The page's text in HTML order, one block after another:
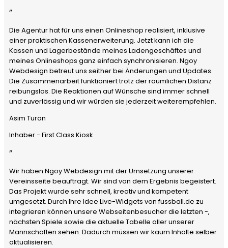
”
Die Agentur hat für uns einen Onlineshop realisiert, inklusive
einer praktischen Kassenerweiterung. Jetzt kann ich die
Kassen und Lagerbestände meines Ladengeschäftes und
meines Onlineshops ganz einfach synchronisieren. Ngoy
Webdesign betreut uns seither bei Änderungen und Updates.
Die Zusammenarbeit funktioniert trotz der räumlichen Distanz
reibungslos. Die Reaktionen auf Wünsche sind immer schnell
und zuverlässig und wir würden sie jederzeit weiterempfehlen.
Asim Turan
Inhaber - First Class Kiosk
”
Wir haben Ngoy Webdesign mit der Umsetzung unserer
Vereinsseite beauftragt. Wir sind von dem Ergebnis begeistert.
Das Projekt wurde sehr schnell, kreativ und kompetent
umgesetzt. Durch Ihre Idee Live-Widgets von fussball.de zu
integrieren können unsere Webseitenbesucher die letzten -,
nächsten Spiele sowie die aktuelle Tabelle aller unserer
Mannschaften sehen. Dadurch müssen wir kaum Inhalte selber
aktualisieren.